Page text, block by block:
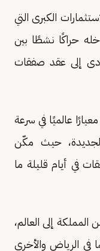
الكبرى التي
داخله حراكًا نشطًا بين
أدى إلى عقد صفقات
عالميًا في سرعة
حيث مكّن
في أيام قليلة ما
إلى العالم،
في الرياض والأخرى